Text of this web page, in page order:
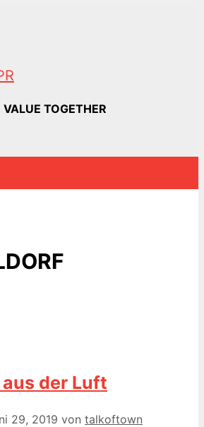
TOGETHER
der Luft
29, 2019 von talkoftown